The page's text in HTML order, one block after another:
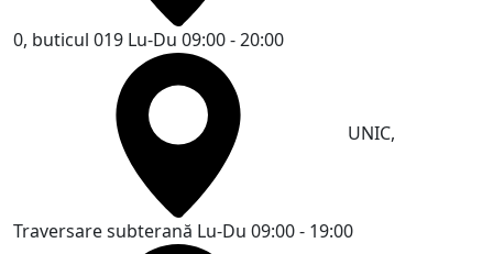
0, buticul 019 Lu-Du 09:00 - 20:00
UNIC,
Traversare subterană Lu-Du 09:00 - 19:00